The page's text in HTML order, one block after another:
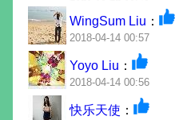
WingSum Liu ：
2018-04-14 00:57
Yoyo Liu ：
2018-04-14 00:56
快乐天使 ：